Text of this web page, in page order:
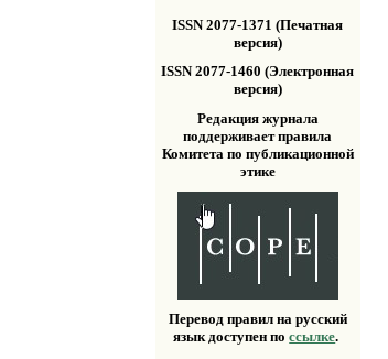
ISSN 2077-1371 (Печатная
версия)
ISSN 2077-1460 (Электронная
версия)
Редакция журнала
поддерживает правила
Комитета по публикационной
этике
Перевод правил на русский
язык доступен поссылке.